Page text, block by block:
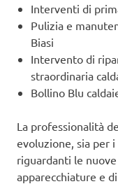
Interventi di
Pulizia e
Biasi
Intervento di
straordinaria
Bollino Blu
La professionalità
evoluzione, sia per
riguardanti le
apparecchiature e